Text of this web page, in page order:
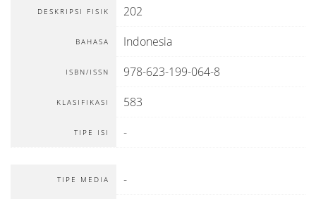
DESKRIPSI FISIK 202
BAHASA Indonesia
ISBN/ISSN 978-623-199-064-8
KLASIFIKASI 583
TIPE ISI -
TIPE MEDIA -